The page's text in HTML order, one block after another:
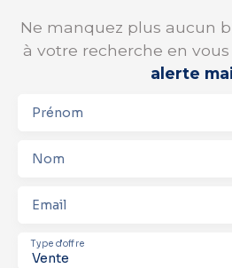
Ne manquez plus aucun
à votre recherche en
alerte
Prénom
Nom
Email
Vente
Type d'offre